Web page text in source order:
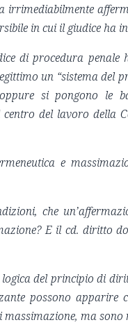
irrimediabilmente
in cui il giudice ha
di procedura penale
un “sistema del
si pongono le
del lavoro della
e
che
E il cd. diritto
del principio di
possono apparire
massimazione, ma